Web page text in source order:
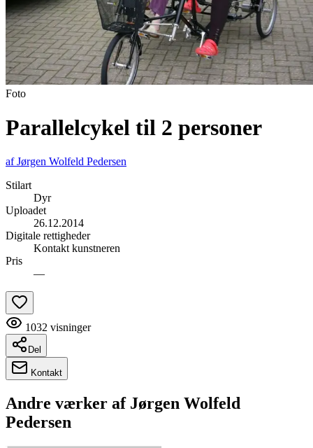
Foto
Parallelcykel til 2 personer
afJørgen Wolfeld Pedersen
Stilart
Dyr
Uploadet
26.12.2014
Digitale rettigheder
Kontakt kunstneren
Pris
—
1032 visninger
Del
Kontakt
Andre værker af Jørgen Wolfeld
Pedersen